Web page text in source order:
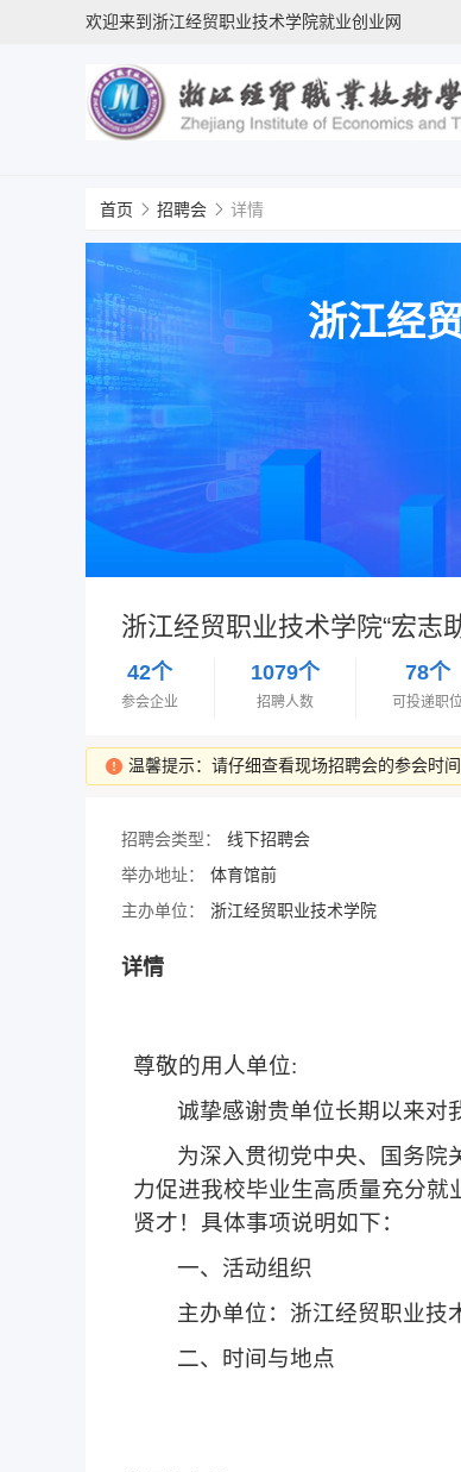
欢迎来到浙江经贸职业技术学院就业创业网
首页 招聘会 详情
浙江经
浙江经贸职业技术学院“宏志
42个
参会企业
1079个
招聘人数
78个
可投递职
温馨提示：请仔细查看现场招聘会的参会时
招聘会类型： 线下招聘会
举办地址：
体育馆前
主办单位：
浙江经贸职业技术学院
详情
尊敬的用人单位:
诚挚感谢贵单位长期以来对
为深入贯彻党中央、国务院
力促进我校毕业生高质量充分就
贤才！具体事项说明如下：
一、活动组织
主办单位：浙江经贸职业技
二、时间与地点